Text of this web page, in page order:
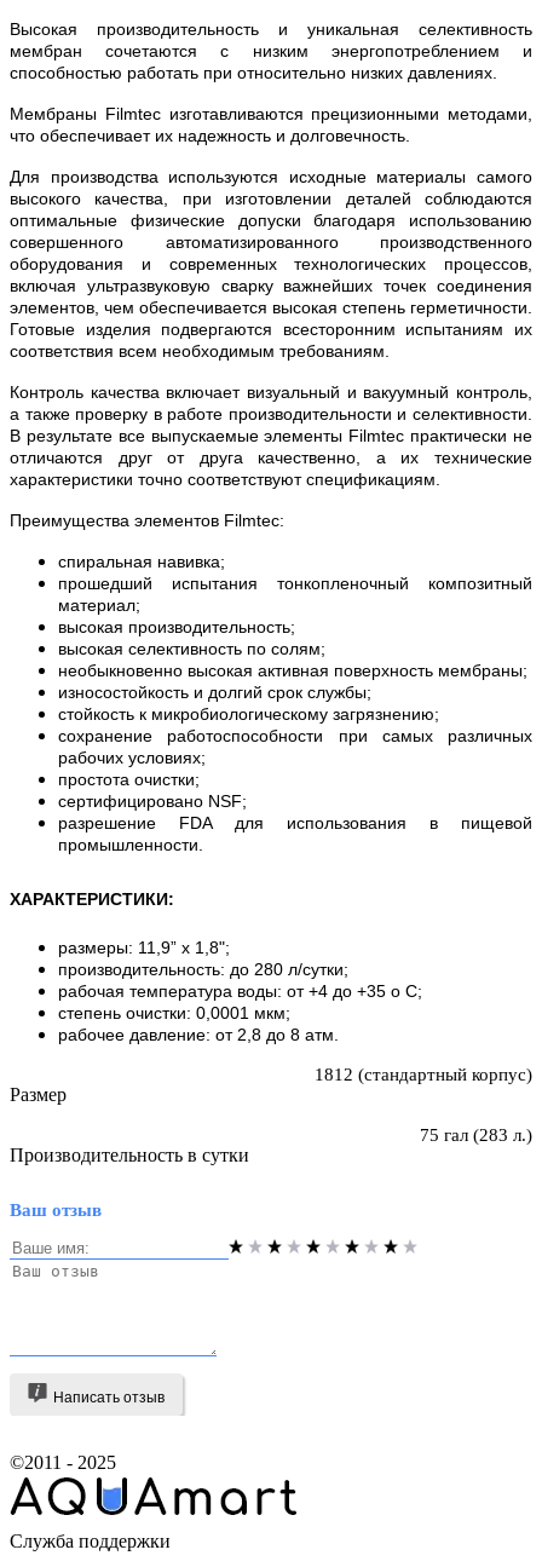
Высокая производительность и уникальная селективность
мембран сочетаются с низким энергопотреблением и
способностью работать при относительно низких давлениях.
Мембраны Filmtec изготавливаются прецизионными методами,
что обеспечивает их надежность и долговечность.
Для производства используются исходные материалы самого
высокого качества, при изготовлении деталей соблюдаются
оптимальные физические допуски благодаря использованию
совершенного автоматизированного производственного
оборудования и современных технологических процессов,
включая ультразвуковую сварку важнейших точек соединения
элементов, чем обеспечивается высокая степень герметичности.
Готовые изделия подвергаются всесторонним испытаниям их
соответствия всем необходимым требованиям.
Контроль качества включает визуальный и вакуумный контроль,
а также проверку в работе производительности и селективности.
В результате все выпускаемые элементы Filmtec практически не
отличаются друг от друга качественно, а их технические
характеристики точно соответствуют спецификациям.
Преимущества элементов Filmtec:
спиральная навивка;
прошедший испытания тонкопленочный композитный
материал;
высокая производительность;
высокая селективность по солям;
необыкновенно высокая активная поверхность мембраны;
износостойкость и долгий срок службы;
стойкость к микробиологическому загрязнению;
сохранение работоспособности при самых различных
рабочих условиях;
простота очистки;
сертифицировано NSF;
разрешение FDA для использования в пищевой
промышленности.
ХАРАКТЕРИСТИКИ:
размеры: 11,9” x 1,8";
производительность: до 280 л/сутки;
рабочая температура воды: от +4 до +35 о С;
степень очистки: 0,0001 мкм;
рабочее давление: от 2,8 до 8 атм.
Размер
1812 (стандартный корпус)
Производительность в сутки
75 гал (283 л.)
Ваш отзыв
Написать отзыв
©2011 - 2025
Служба поддержки